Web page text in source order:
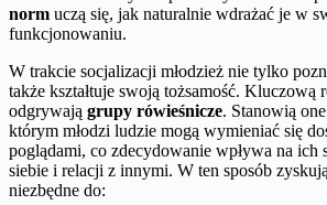
norm uczą się, jak naturalnie wdrażać je w
funkcjonowaniu.
W trakcie socjalizacji młodzież nie tylko
także kształtuje swoją tożsamość. Kluczową
odgrywają grupy rówieśnicze. Stanowią
którym młodzi ludzie mogą wymieniać się
poglądami, co zdecydowanie wpływa na ich
siebie i relacji z innymi. W ten sposób
niezbędne do: